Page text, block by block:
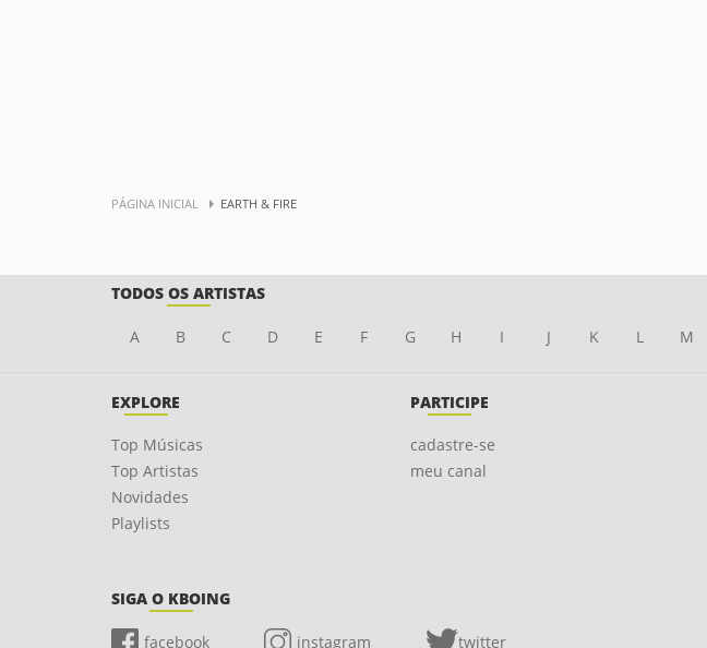
PÁGINA INICIAL EARTH & FIRE
TODOS OS ARTISTAS
A B C D E F G H I J K L M
EXPLORE
Top Músicas
Top Artistas
Novidades
Playlists
PARTICIPE
cadastre-se
meu canal
SIGA O KBOING
facebook instagram twitter